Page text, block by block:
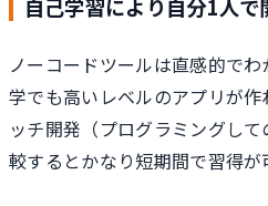
自己学習により自分1人で
ノーコードツールは直感的で
学でも高いレベルのアプリが
ッチ開発（プログラミングし
較するとかなり短期間で習得が